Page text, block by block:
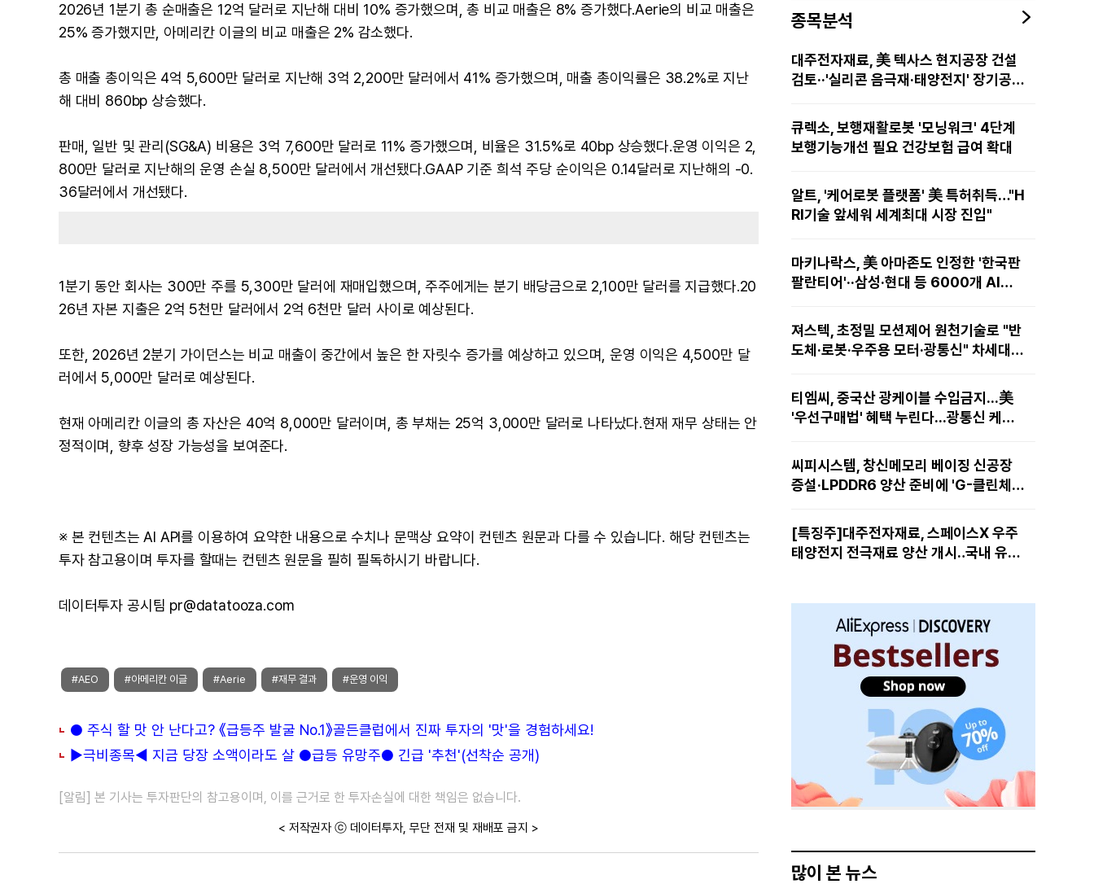
2026년 1분기 총 순매출은 12억 달러로 지난해 대비 10% 증가했으며, 총 비교 매출은 8% 증가했다.Aerie의 비교 매출은
25% 증가했지만, 아메리칸 이글의 비교 매출은 2% 감소했다.
총 매출 총이익은 4억 5,600만 달러로 지난해 3억 2,200만 달러에서 41% 증가했으며, 매출 총이익률은 38.2%로 지난
해 대비 860bp 상승했다.
판매, 일반 및 관리(SG&A) 비용은 3억 7,600만 달러로 11% 증가했으며, 비율은 31.5%로 40bp 상승했다.운영 이익은 2,
800만 달러로 지난해의 운영 손실 8,500만 달러에서 개선됐다.GAAP 기준 희석 주당 순이익은 0.14달러로 지난해의 -0.
36달러에서 개선됐다.
1분기 동안 회사는 300만 주를 5,300만 달러에 재매입했으며, 주주에게는 분기 배당금으로 2,100만 달러를 지급했다.20
26년 자본 지출은 2억 5천만 달러에서 2억 6천만 달러 사이로 예상된다.
또한, 2026년 2분기 가이던스는 비교 매출이 중간에서 높은 한 자릿수 증가를 예상하고 있으며, 운영 이익은 4,500만 달
러에서 5,000만 달러로 예상된다.
현재 아메리칸 이글의 총 자산은 40억 8,000만 달러이며, 총 부채는 25억 3,000만 달러로 나타났다.현재 재무 상태는 안
정적이며, 향후 성장 가능성을 보여준다.
※ 본 컨텐츠는 AI API를 이용하여 요약한 내용으로 수치나 문맥상 요약이 컨텐츠 원문과 다를 수 있습니다. 해당 컨텐츠는
투자 참고용이며 투자를 할때는 컨텐츠 원문을 필히 필독하시기 바랍니다.
데이터투자 공시팀 pr@datatooza.com
#AEO #아메리칸 이글 #Aerie #재무 결과 #운영 이익
● 주식 할 맛 안 난다고? 《급등주 발굴 No.1》골든클럽에서 진짜 투자의 '맛'을 경험하세요!
▶극비종목◀ 지금 당장 소액이라도 살 ●급등 유망주● 긴급 '추천'(선착순 공개)
[알림] 본 기사는 투자판단의 참고용이며, 이를 근거로 한 투자손실에 대한 책임은 없습니다.
< 저작권자 ⓒ 데이터투자, 무단 전재 및 재배포 금지 >
종목분석
대주전자재료, 美 텍사스 현지공장 건설
검토··'실리콘 음극재·태양전지' 장기공급
큐렉소, 보행재활로봇 '모닝워크' 4단계
보행기능개선 필요 건강보험 급여 확대
알트, '케어로봇 플랫폼' 美 특허취득…"H
RI기술 앞세워 세계최대 시장 진입"
마키나락스, 美 아마존도 인정한 '한국판
팔란티어'··삼성·현대 등 6000개 AI모
져스텍, 초정밀 모션제어 원천기술로 "반
도체·로봇·우주용 모터·광통신" 차세대
티엠씨, 중국산 광케이블 수입금지...美
'우선구매법' 혜택 누린다...광통신 케이
씨피시스템, 창신메모리 베이징 신공장
증설·LPDDR6 양산 준비에 'G-클린체
[특징주]대주전자재료, 스페이스X 우주
태양전지 전극재료 양산 개시‥국내 유일
많이 본 뉴스